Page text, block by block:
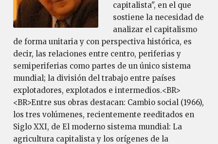
capitalista", en el que
sostiene la necesidad de
analizar el capitalismo
de forma unitaria y con perspectiva histórica, es
decir, las relaciones entre centro, periferias y
semiperiferias como partes de un único sistema
mundial; la división del trabajo entre países
explotadores, explotados e intermedios.<BR>
<BR>Entre sus obras destacan: Cambio social (1966),
los tres volúmenes, recientemente reeditados en
Siglo XXI, de El moderno sistema mundial: La
agricultura capitalista y los orígenes de la